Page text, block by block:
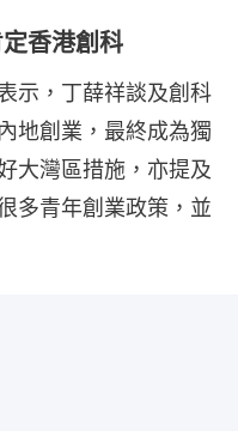
香港創科
示，丁薛祥談及創科
地創業，最終成為獨
大灣區措施，亦提及
多青年創業政策，並